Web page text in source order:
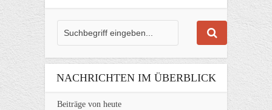
NACHRICHTEN IM ÜBERBLICK
Beiträge von heute